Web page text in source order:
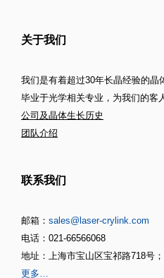
关于我们
我们是有着超过30年长晶经验的晶
毕业于光学相关专业，为我们的客
公司及晶体生长历史
团队介绍
联系我们
邮箱： sales@laser-crylink.com
电话：021-66566068
地址：上海市宝山区宝祁路718号
更多…